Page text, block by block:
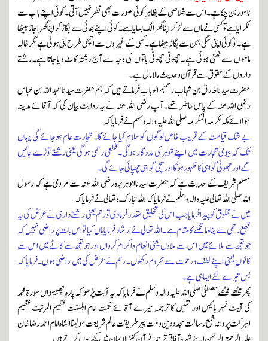
ناسور بن چکا ہے۔ اس سے خلاصی کے بظاہر کوئی صورت بھی نظر نہیں آتی۔کوئی اپنے باپ سے
ٹکرایا ہے تو کسی نے ماں سے لڑکر اپناگھر الگ بسایا ہے۔کوئی اپنے بھائی سے بگاڑ کر اپنا گھر اجاڑ بیٹھا
ہے۔ توکوئی اپنی سگی بہن سے بگاڑ بیٹھا ہے۔ کسی کے غیروں سے اچھی طرح بنی ہوئی ہے مگر خالہ
ماموں سے ٹھنی ہوئی ہے ۔ چھوٹی چھوٹی باتوں کی وجہ سے آج رشتہ کاٹ دیا جاتا ہے۔ رشتے
داروں کے حقوق سے قرآن وحدیث مالا مال ہے۔
حضرت سیدنا طارق بن شہاب رحمہم الوہاب فرماتے ہیں کہ ہم حضرت سیدنا عبداللہ بن عباس
رضی اللہ عنہ کے پاس حاضر تھے۔آپ رضی اللہ عنہ نے یہ روایت بیان کی کہ آقائے مدینہ
مولائے مکہ مکرمہ المکرمہ صلی اللہ علیہ والہ وسلم نے فرمایا کہ
بے شک قیامت کے قریب خاص لوگوں کو سلام کیا جائے گا۔ تجارت عام ہوجائے گی یہاں
تک کہ بیوی تجارت میں اپنے شوہر کی مدد گار ہوگی۔ قطعی رحمی ہوگی یعنی رشتے توڑے جائیں
گے اور جھوٹی گواہی کا ظہور ہوگااور سچی گواہی چھپائی جائے گی۔
مسلم شریف کے حدیث ہے کہ حضرت سیدنا ابوہریرہ رضی اللہ عنہ سے مروی ہے کہ رسول
اللہ صلی اللہ تعالی علیہ والہ وسلم نے فرمایا کہ اللہ تبار ک و تعالی نے فرمایا کہ
میں نے مخلوق کو پیدا فرمایاجب اس کی تخلیق مقدر فرمادی تو رحم یعنی رشتے داری نے عرض کی یہ
قطع رحمی سے پناہ مانگنے کا مقام ہے ۔ اللہ تعالی نے ارشاد فرمایا ہاں کیا توا س بات پر راضی نہیں کہ
جوتجھ سے ملائے میں اس سے ملاوں یعنی انعام و اکرام کرواں اور جو تجھ سے کاٹے میں اس سے
کاٹوں یعنی اپنے لطف و رحمت سے محروم رکھوں۔ رحم نے عرض کی میں راضی ہوں۔فرمایا کہ
بس تیرے لئے ایسا ہی ہے۔
پھر میٹھے میٹھے مصطفی صلی اللہ علیہ والہ وسلم نے فرمایا کہ یہ آیت پڑھو کہ پارہ چھبیسواں سورۃ محمد
کی آیت نمبر بائیس اور تئیس کا ترجمہ میرے آقائے نعمت امام اہلسنت عظیم المرتبت عظیم
البرکت پروانہ شمع رسالت مجدد دین وملت پیر طریقت عالم شریعت مولینا الشاہ امام احمدر ضا خان